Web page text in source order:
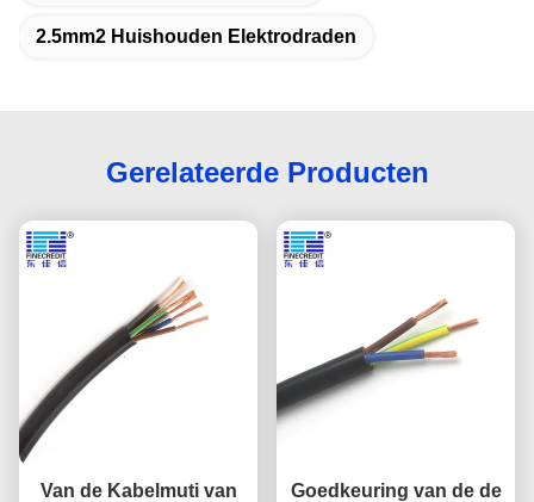
2.5mm2 Huishouden Elektrodraden
Gerelateerde Producten
Van de Kabelmuti van
Goedkeuring van de de